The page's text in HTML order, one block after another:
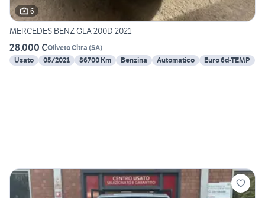
6
MERCEDES BENZ GLA 200D 2021
28.000 €Oliveto Citra (SA)
Usato
05/2021 86700 Km Benzina Automatico Euro 6d-TEMP